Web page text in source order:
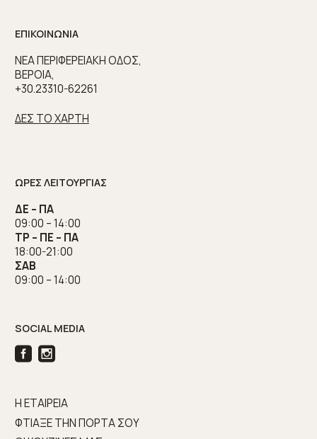
ΕΠΙΚΟΙΝΩΝΙΑ
ΝΕΑ ΠΕΡΙΦΕΡΕΙΑΚΗ ΟΔΟΣ,
ΒΕΡΟΙΑ,
+30.23310-62261
ΔΕΣ ΤΟ ΧΑΡΤΗ
ΩΡΕΣ ΛΕΙΤΟΥΡΓΙΑΣ
ΔΕ – ΠΑ
09:00 – 14:00
ΤΡ – ΠΕ – ΠΑ
18:00-21:00
ΣΑΒ
09:00 – 14:00
SOCIAL MEDIA
Η ΕΤΑΙΡΕΙΑ
ΦΤΙΑΞΕ ΤΗΝ ΠΟΡΤΑ ΣΟΥ